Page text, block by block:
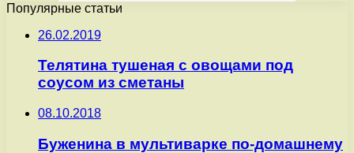
Популярные статьи
26.02.2019
Телятина тушеная с овощами под
соусом из сметаны
08.10.2018
Буженина в мультиварке по-домашнему